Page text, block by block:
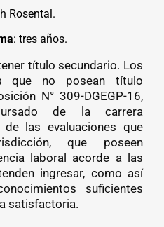
Rosental.
: tres años.
título secundario. Los
que no posean título
N° 309-DGEGP-16,
de la carrera
las evaluaciones que
que poseen
laboral acorde a las
ingresar, como así
suficientes
satisfactoria.